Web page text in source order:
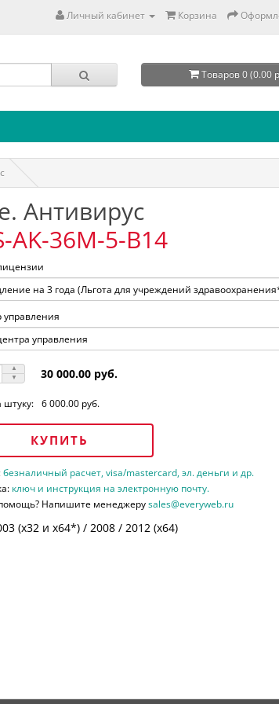
Личный кабинет Корзина
Товаров 0 (0.00
Антивирус
AK-36M-5-B14
управления
30 000.00 руб.
штуку: 6 000.00 руб.
КУПИТЬ
безналичный расчет, visa/mastercard, эл. деньги и др.
ключ и инструкция на электронную почту.
Напишите менеджеруsales@everyweb.ru
(х32 и х64*) / 2008 / 2012 (х64)